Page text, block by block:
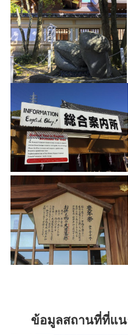
ข้อมูลสถานที่ที่แ